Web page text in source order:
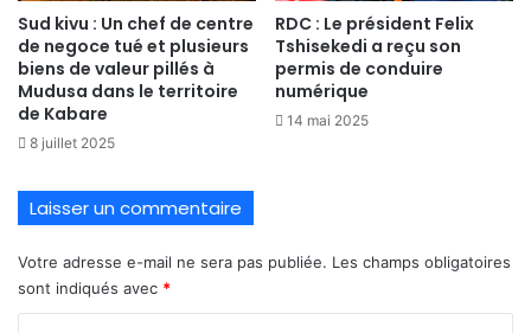
Sud kivu : Un chef de centre
de negoce tué et plusieurs
biens de valeur pillés à
Mudusa dans le territoire
de Kabare
8 juillet 2025
RDC : Le président Felix
Tshisekedi a reçu son
permis de conduire
numérique
14 mai 2025
Laisser un commentaire
Votre adresse e-mail ne sera pas publiée. Les champs obligatoires
sont indiqués avec *